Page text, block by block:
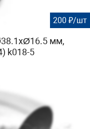
200 ₽/шт
мм,
k018-5